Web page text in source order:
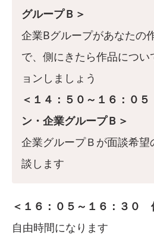
グループＢ＞
企業Bグループがあなたの
で、側にきたら作品につ
ョンしましょう
＜１４：５０～１６：０
ン・企業グループＢ＞
企業グループＢが面談希
談します
＜１６：０５～１６：３０
自由時間になります